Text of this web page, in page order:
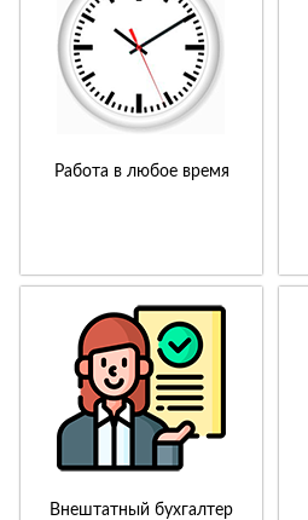
Работа в любое время
Внештатный бухгалтер